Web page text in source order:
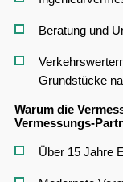
Beratung und
Grundstücke
Warum die
Vermessungs-
Über 15 Jahre